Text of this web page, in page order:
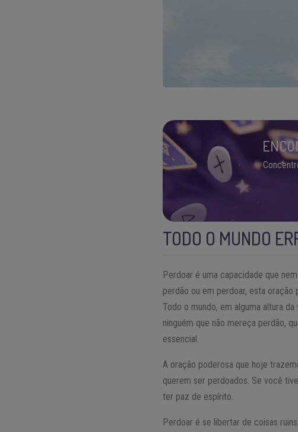
TODO O MUNDO
Perdoar é uma capacidade que
perdão ou em perdoar, esta
Todo o mundo, em alguma altura
ninguém que não mereça perdão,
essencial.
A oração poderosa que hoje
querem ser perdoados. Se você
ter paz de espírito.
Perdoar é se libertar de coisas